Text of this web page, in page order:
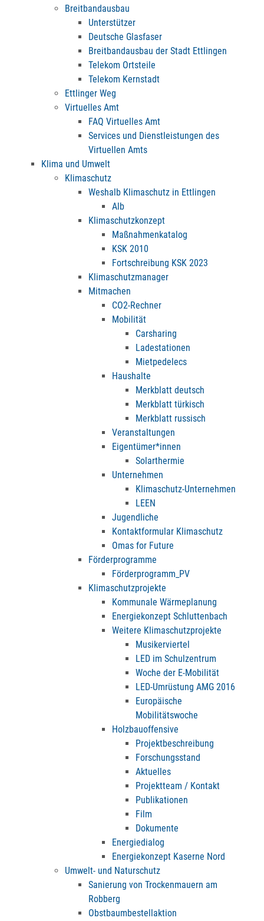
Breitbandausbau
Unterstützer
Deutsche Glasfaser
Breitbandausbau der Stadt Ettlingen
Telekom Ortsteile
Telekom Kernstadt
Ettlinger Weg
Virtuelles Amt
FAQ Virtuelles Amt
Services und Dienstleistungen des
Virtuellen Amts
Klima und Umwelt
Klimaschutz
Weshalb Klimaschutz in Ettlingen
Alb
Klimaschutzkonzept
Maßnahmenkatalog
KSK 2010
Fortschreibung KSK 2023
Klimaschutzmanager
Mitmachen
CO2-Rechner
Mobilität
Carsharing
Ladestationen
Mietpedelecs
Haushalte
Merkblatt deutsch
Merkblatt türkisch
Merkblatt russisch
Veranstaltungen
Eigentümer*innen
Solarthermie
Unternehmen
Klimaschutz-Unternehmen
LEEN
Jugendliche
Kontaktformular Klimaschutz
Omas for Future
Förderprogramme
Förderprogramm_PV
Klimaschutzprojekte
Kommunale Wärmeplanung
Energiekonzept Schluttenbach
Weitere Klimaschutzprojekte
Musikerviertel
LED im Schulzentrum
Woche der E-Mobilität
LED-Umrüstung AMG 2016
Europäische
Mobilitätswoche
Holzbauoffensive
Projektbeschreibung
Forschungsstand
Aktuelles
Projektteam / Kontakt
Publikationen
Film
Dokumente
Energiedialog
Energiekonzept Kaserne Nord
Umwelt- und Naturschutz
Sanierung von Trockenmauern am
Robberg
Obstbaumbestellaktion